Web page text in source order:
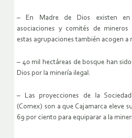
– En Madre de Dios existen en
asociaciones y comités de
estas agrupaciones también acogen a
– 40 mil hectáreas de bosque han
Dios por la minería ilegal.
– Las proyecciones de la
(Comex) son a que Cajamarca eleve
69 por ciento para equiparar a la